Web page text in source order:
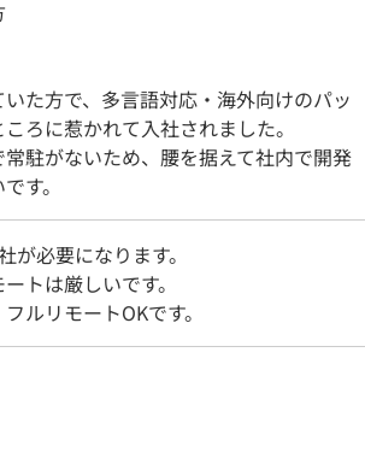
た方で、多言語対応・海外向けのパッ
ろに惹かれて入社されました。
駐がないため、腰を据えて社内で開発
す。
が必要になります。
トは厳しいです。
ルリモートOKです。